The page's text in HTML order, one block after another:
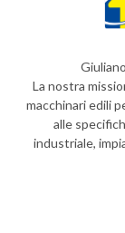
La nostra
macchinari edili
alle
industriale,